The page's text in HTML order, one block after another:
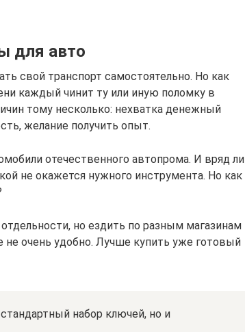
для авто
свой транспорт самостоятельно. Но как
каждый чинит ту или иную поломку в
тому несколько: нехватка денежный
желание получить опыт.
отечественного автопрома. И вряд ли
не окажется нужного инструмента. Но как
но ездить по разным магазинам
не очень удобно. Лучше купить уже готовый
набор ключей, но и